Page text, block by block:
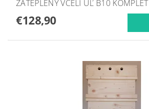
ZATEPLENÝ VČELÍ ÚĽ B10 KOMPLET
€128,90